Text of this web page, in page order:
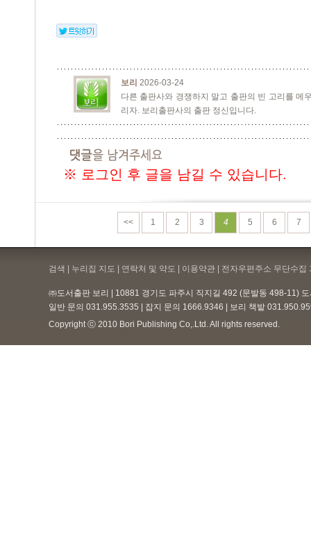
보리 2026-03-24
다른 출판사와 경쟁하지 말고 출판의 빈 고리를 메
리자. 보리출판사의 출판 정신입니다.
※ 로그인 후 글을 남길 수 있습니다.
<< 1 2 3 4 5 6 7
검색 | 누리집 지도 | 연락처 및 약도 | 이용약관 | 전자우편주소 무단수집
㈜도서출판 보리 | 10881 경기도 파주시 직지길 492 (문발동 498-11)
일반 문의 031.955.3535 | 잡지 문의 1666.9346 | 보리 책밭
Copyright ⓒ 2010 Bori Publishing Co,.Ltd. All rights reserved.